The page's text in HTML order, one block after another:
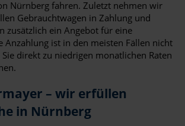
Nürnberg fahren. Zuletzt nehmen wir
Gebrauchtwagen in Zahlung und
zusätzlich ein Angebot für eine
Anzahlung ist in den meisten Fällen nicht
direkt zu niedrigen monatlichen Raten
– wir erfüllen
in Nürnberg